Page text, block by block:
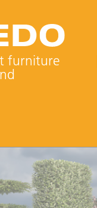
furniture